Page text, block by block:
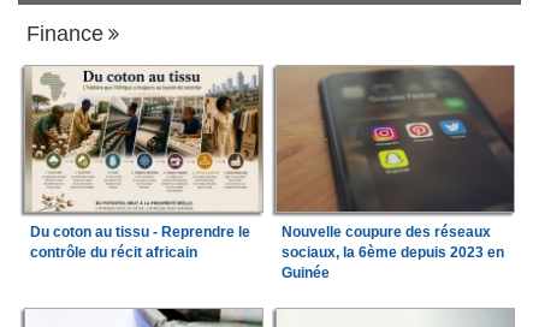
Finance
Du coton au tissu - Reprendre le
contrôle du récit africain
Nouvelle coupure des réseaux
sociaux, la 6ème depuis 2023 en
Guinée